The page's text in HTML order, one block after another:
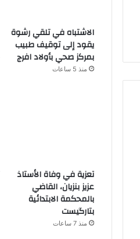
الاشتباه في تلقي رشوة
يقود إلى توقيف طبيب
بمركز صحي بأولاد افرج
منذ 5 ساعات
تعزية في وفاة الأستاذ
عزيز بنزيان، القاضي
بالمحكمة الابتدائية
بتارگيست
منذ 7 ساعات